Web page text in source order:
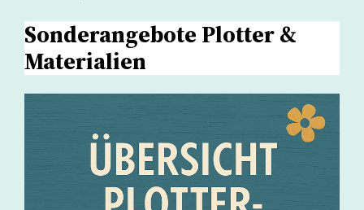
Sonderangebote Plotter &
Materialien